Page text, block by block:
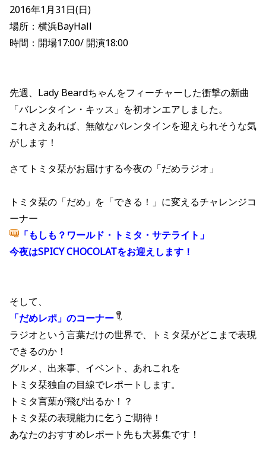
2016年1月31日(日)
場所：横浜BayHall
時間：開場17:00/ 開演18:00
先週、Lady Beardちゃんをフィーチャーした衝撃の新曲
「バレンタイン・キッス」を初オンエアしました。
これさえあれば、無敵なバレンタインを迎えられそうな気
がします！
さてトミタ栞がお届けする今夜の「だめラジオ」
トミタ栞の「だめ」を「できる！」に変えるチャレンジコ
ーナー
「もしも？ワールド・トミタ・サテライト」
今夜はSPICY CHOCOLATをお迎えします！
そして、
「だめレポ」のコーナー
ラジオという言葉だけの世界で、トミタ栞がどこまで表現
できるのか！
グルメ、出来事、イベント、あれこれを
トミタ栞独自の目線でレポートします。
トミタ言葉が飛び出るか！？
トミタ栞の表現能力に乞うご期待！
あなたのおすすめレポート先も大募集です！